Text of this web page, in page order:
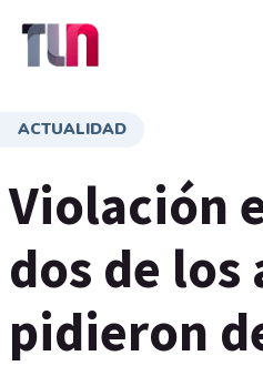
ACTUALIDAD
Violación
dos de los
pidieron